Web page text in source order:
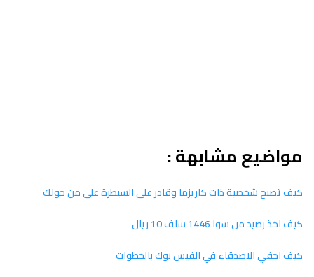
مواضيع مشابهة :
كيف تصبح شخصية ذات كاريزما وقادر على السيطرة على من حولك
كيف اخذ رصيد من سوا 1446 سلف 10 ريال
كيف اخفي الاصدقاء في الفيس بوك بالخطوات